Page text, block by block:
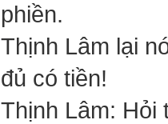
phiền.
Thịnh Lâm lại
đủ có tiền!
Thịnh Lâm: Hỏi